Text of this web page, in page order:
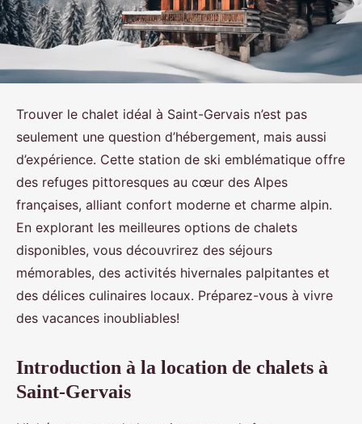
Trouver le chalet idéal à Saint-Gervais n’est pas
seulement une question d’hébergement, mais aussi
d’expérience. Cette station de ski emblématique offre
des refuges pittoresques au cœur des Alpes
françaises, alliant confort moderne et charme alpin.
En explorant les meilleures options de chalets
disponibles, vous découvrirez des séjours
mémorables, des activités hivernales palpitantes et
des délices culinaires locaux. Préparez-vous à vivre
des vacances inoubliables!
Introduction à la location de chalets à
Saint-Gervais